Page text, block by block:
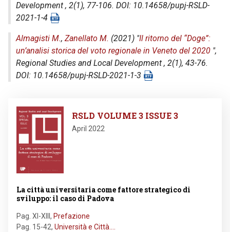
Development , 2(1), 77-106. DOI: 10.14658/pupj-RSLD-
2021-1-4
Almagisti M., Zanellato M. (2021) "Il ritorno del “Doge”:
un’analisi storica del voto regionale in Veneto del 2020 ",
Regional Studies and Local Development , 2(1), 43-76.
DOI: 10.14658/pupj-RSLD-2021-1-3
Image
RSLD VOLUME 3 ISSUE 3
April 2022
La città universitaria come fattore strategico di
sviluppo: il caso di Padova
Pag. XI-XIII , Prefazione
Pag. 15-42, Università e Città.…